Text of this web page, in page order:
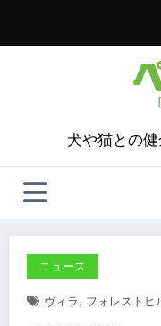
犬や猫との
ニュース
ヴィラ , フォレストヒ